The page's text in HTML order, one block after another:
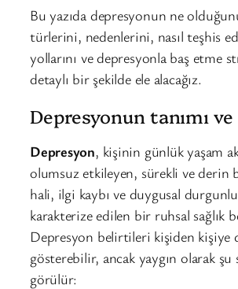
Bu yazıda depresyonun ne
türlerini, nedenlerini, nasıl teşhis
yollarını ve depresyonla baş etme
detaylı bir şekilde ele alacağız.
Depresyonun tanımı
Depresyon, kişinin günlük yaşam
olumsuz etkileyen, sürekli ve derin
hali, ilgi kaybı ve duygusal
karakterize edilen bir ruhsal sağlık
Depresyon belirtileri kişiden kişiye
gösterebilir, ancak yaygın olarak
görülür: